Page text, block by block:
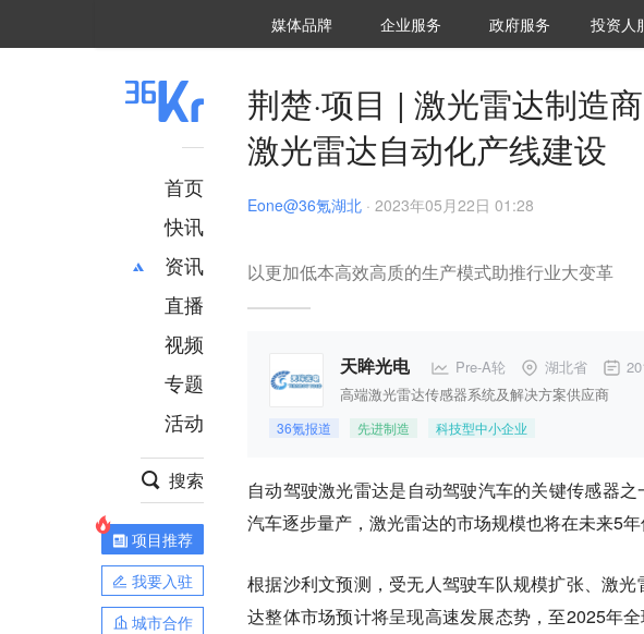
媒体品牌 36Kr研究院
企业服务 城市之窗
政府服务 VClub投资
投资机构职
投资人
首页
快讯
资讯
推荐
财经
项目推荐
安徽
直播
视频
专题
活动
搜索
项目推荐
我要入驻
城市合作
荆楚·项目 | 激光雷达制造
激光雷达自动化产线建设
Eone@36氪湖北 · 2023年05月22日 01:28
以更加低本高效高质的生产模式助推行业大变革
天眸光电 Pre-A轮 湖北省
高端激光雷达传感器系统及解决方案供应商
36氪报道 先进制造 科技型中小企业
自动驾驶激光雷达是自动驾驶汽车的关键传感器
汽车逐步量产，激光雷达的市场规模也将在未来5年
根据沙利文预测，受无人驾驶车队规模扩张、激
达整体市场预计将呈现高速发展态势，至2025年